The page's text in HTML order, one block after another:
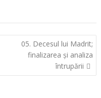
05. Decesul lui Madrit;
finalizarea și analiza
întrupării